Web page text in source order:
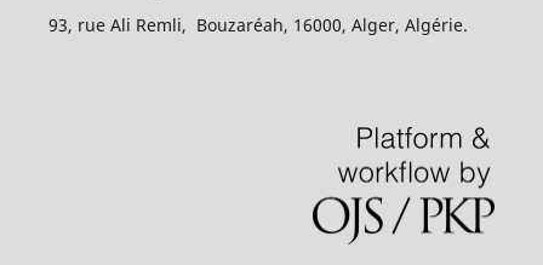
93, rue Ali Remli, Bouzaréah, 16000, Alger, Algérie.